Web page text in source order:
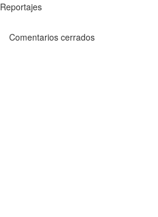
Reportajes
Comentarios cerrados